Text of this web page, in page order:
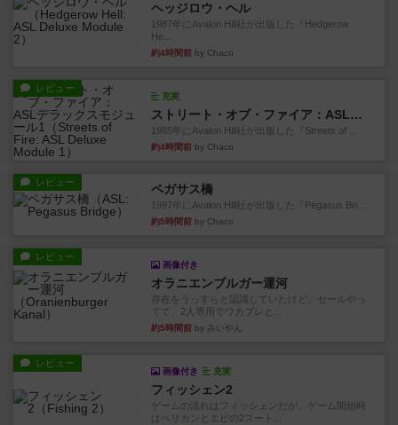
ヘッジロウ・ヘル
1987年にAvalon Hill社が出版した『Hedgerow
He...
約4時間前 by Chaco
レビュー
充実
ストリート・オブ・ファイア：ASLデラックスモジュール1
1985年にAvalon Hill社が出版した『Streets of ...
約4時間前 by Chaco
レビュー ペガサス橋
1997年にAvalon Hill社が出版した『Pegasus Bri...
約5時間前 by Chaco
レビュー
画像付き
オラニエンブルガー運河
存在をうっすらと認識していたけど、セールやっ
てて、2人専用でワカプレと...
約5時間前 by みいやん
レビュー
画像付き 充実
フィッシェン2
ゲームの流れはフィッシェンだが、ゲーム開始時
はペリカンとエビの2スート...